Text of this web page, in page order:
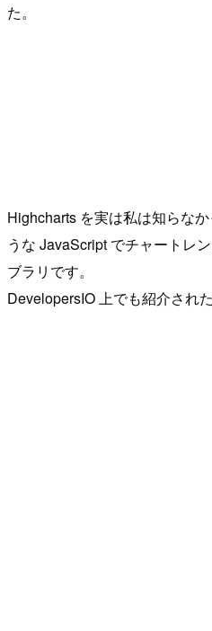
た。
Highcharts を実は私は知らな
うな JavaScript でチャートレ
ブラリです。
DevelopersIO 上でも紹介され